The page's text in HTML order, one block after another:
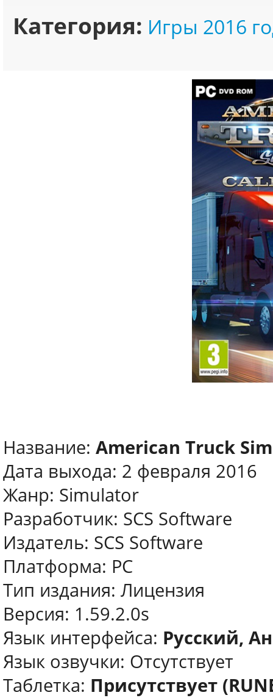
Категория: Игры 2016
Название: American Truck
Дата выхода: 2 февраля 2016
Жанр: Simulator
Разработчик: SCS Software
Издатель: SCS Software
Платформа: PC
Тип издания: Лицензия
Версия: 1.59.2.0s
Язык интерфейса: Русский,
Язык озвучки: Отсутствует
Таблетка: Присутствует